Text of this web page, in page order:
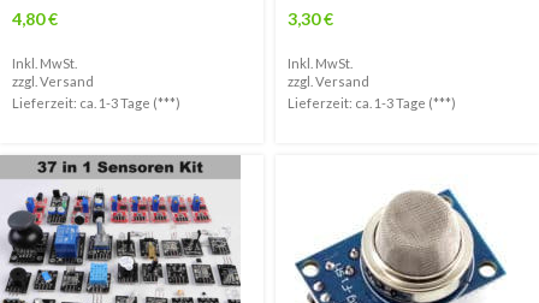
4,80€
Inkl. MwSt.
zzgl. Versand
Lieferzeit: ca. 1-3 Tage (***)
3,30€
Inkl. MwSt.
zzgl. Versand
Lieferzeit: ca. 1-3 Tage (***)